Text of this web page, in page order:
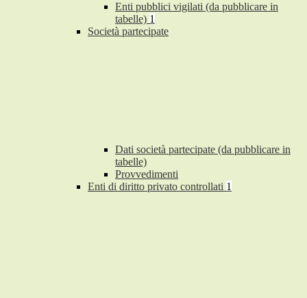
Enti pubblici vigilati (da pubblicare in
tabelle) 1
Società partecipate
Dati società partecipate (da pubblicare in
tabelle)
Provvedimenti
Enti di diritto privato controllati 1